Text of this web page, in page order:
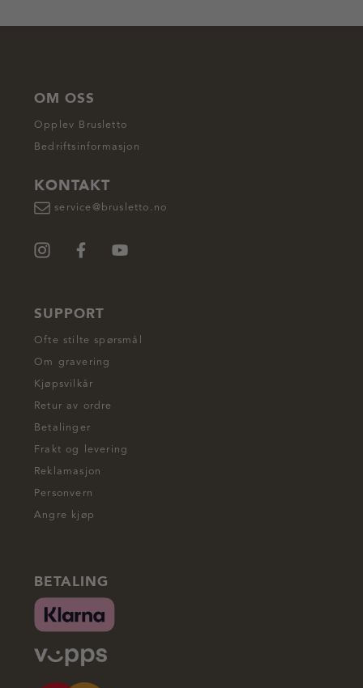
OM OSS
Opplev Brusletto
Bedriftsinformasjon
KONTAKT
service@brusletto.no
SUPPORT
Ofte stilte spørsmål
Om gravering
Kjøpsvilkår
Retur av ordre
Betalinger
Frakt og levering
Reklamasjon
Personvern
Angre kjøp
BETALING